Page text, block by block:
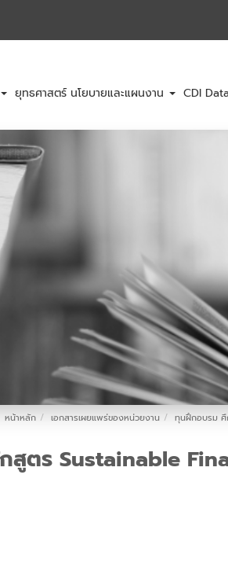
ยุทธศาสตร์ นโยบายและแผนงาน CDI
หน้าหลัก เอกสารเผยแพร่ของหน่วยงาน ทุนฝึกอบรม ศึ
สูตร Sustainable